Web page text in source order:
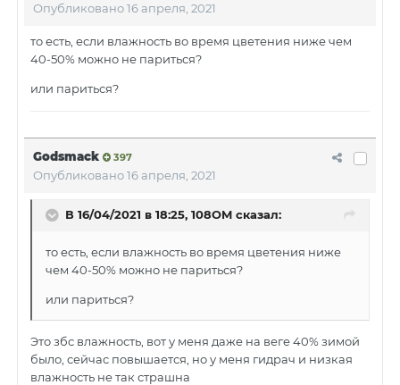
Опубликовано16 апреля, 2021
то есть, если влажность во время цветения ниже чем
40-50% можно не париться?
или париться?
Godsmack 397
Опубликовано16 апреля, 2021
В 16/04/2021 в 18:25, 108OM сказал:
то есть, если влажность во время цветения ниже
чем 40-50% можно не париться?
или париться?
Это збс влажность, вот у меня даже на веге 40% зимой
было, сейчас повышается, но у меня гидрач и низкая
влажность не так страшна